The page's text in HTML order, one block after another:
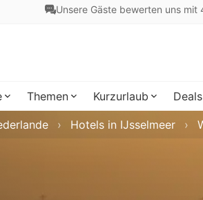
Unsere Gäste bewerten uns mit
Themen Kurzurlaub Deals
Hotels in IJsselmeer